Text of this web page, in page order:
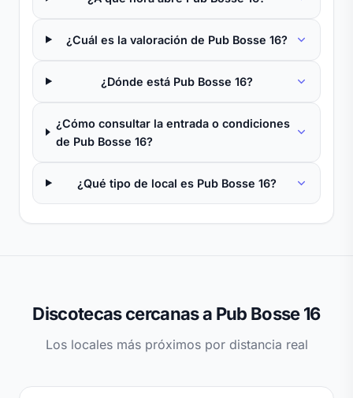
¿Cuál es la valoración de Pub Bosse 16?
¿Dónde está Pub Bosse 16?
¿Cómo consultar la entrada o condiciones
de Pub Bosse 16?
¿Qué tipo de local es Pub Bosse 16?
Discotecas cercanas a Pub Bosse 16
Los locales más próximos por distancia real